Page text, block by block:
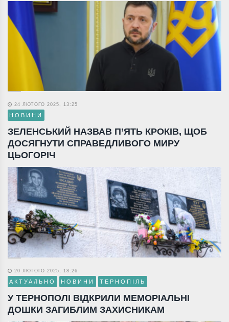
24 ЛЮТОГО 2025, 13:25
НОВИНИ
ЗЕЛЕНСЬКИЙ НАЗВАВ П’ЯТЬ КРОКІВ, ЩОБ
ДОСЯГНУТИ СПРАВЕДЛИВОГО МИРУ
ЦЬОГОРІЧ
20 ЛЮТОГО 2025, 18:26
АКТУАЛЬНО НОВИНИ ТЕРНОПІЛЬ
У ТЕРНОПОЛІ ВІДКРИЛИ МЕМОРІАЛЬНІ
ДОШКИ ЗАГИБЛИМ ЗАХИСНИКАМ